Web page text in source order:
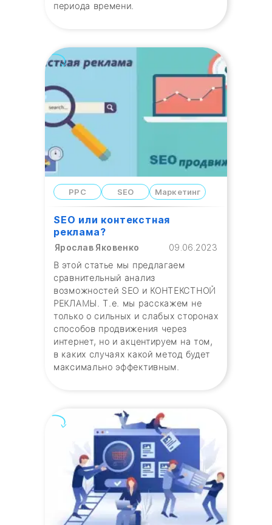
периода времени.
PPC SEO Маркетинг
SEO или контекстная
реклама?
Ярослав Яковенко
09.06.2023
В этой статье мы предлагаем
сравнительный анализ
возможностей SEO и КОНТЕКСТНОЙ
РЕКЛАМЫ. Т.е. мы расскажем не
только о сильных и слабых сторонах
способов продвижения через
интернет, но и акцентируем на том,
в каких случаях какой метод будет
максимально эффективным.